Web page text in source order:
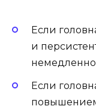
Если
и
немедленно
Если